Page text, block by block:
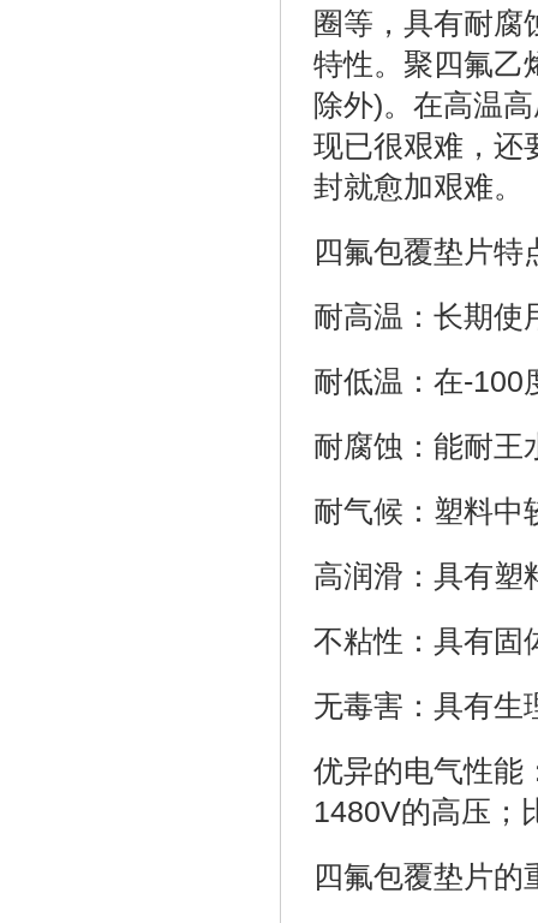
圈等，具有耐腐
特性。聚四氟乙
除外)。在高温
现已很艰难，还
封就愈加艰难。
四氟包覆垫片特
耐高温：长期使
耐低温：在-100
耐腐蚀：能耐王
耐气候：塑料中
高润滑：具有塑
不粘性：具有固
无毒害：具有生
优异的电气性能
1480V的高压；
四氟包覆垫片的